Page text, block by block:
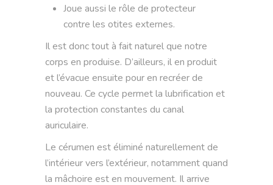
Joue aussi le rôle de protecteur
contre les otites externes.
Il est donc tout à fait naturel que notre
corps en produise. D’ailleurs, il en produit
et l’évacue ensuite pour en recréer de
nouveau. Ce cycle permet la lubrification et
la protection constantes du canal
auriculaire.
Le cérumen est éliminé naturellement de
l’intérieur vers l’extérieur, notamment quand
la mâchoire est en mouvement. Il arrive